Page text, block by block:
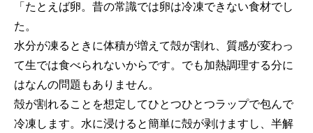
「たとえば卵。昔の常識では卵は冷凍できない食材でし
た。
水分が凍るときに体積が増えて殻が割れ、質感が変わっ
て生では食べられないからです。でも加熱調理する分に
はなんの問題もありません。
殻が割れることを想定してひとつひとつラップで包んで
冷凍します。水に浸けると簡単に殻が剥けますし、半解